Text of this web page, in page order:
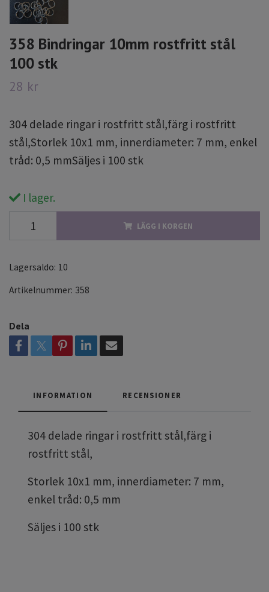
358 Bindringar 10mm rostfritt stål
100 stk
28 kr
304 delade ringar i rostfritt stål,färg i rostfritt
stål,Storlek 10x1 mm, innerdiameter: 7 mm, enkel
tråd: 0,5 mmSäljes i 100 stk
I lager.
LÄGG I KORGEN
Lagersaldo: 10
Artikelnummer: 358
Dela
INFORMATION RECENSIONER
304 delade ringar i rostfritt stål,färg i
rostfritt stål,
Storlek 10x1 mm, innerdiameter: 7 mm,
enkel tråd: 0,5 mm
Säljes i 100 stk